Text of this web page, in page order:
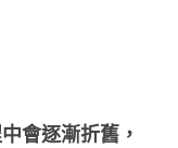
會逐漸折舊，